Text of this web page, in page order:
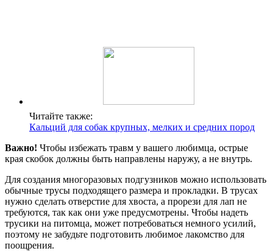
Читайте также:
Кальций для собак крупных, мелких и средних пород
Важно! Чтобы избежать травм у вашего любимца, острые
края скобок должны быть направлены наружу, а не внутрь.
Для создания многоразовых подгузников можно использовать
обычные трусы подходящего размера и прокладки. В трусах
нужно сделать отверстие для хвоста, а прорези для лап не
требуются, так как они уже предусмотрены. Чтобы надеть
трусики на питомца, может потребоваться немного усилий,
поэтому не забудьте подготовить любимое лакомство для
поощрения.